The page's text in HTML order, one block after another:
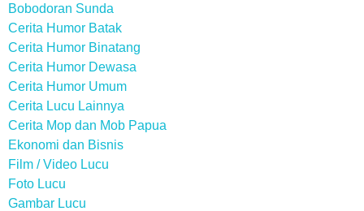
Bobodoran Sunda
Cerita Humor Batak
Cerita Humor Binatang
Cerita Humor Dewasa
Cerita Humor Umum
Cerita Lucu Lainnya
Cerita Mop dan Mob Papua
Ekonomi dan Bisnis
Film / Video Lucu
Foto Lucu
Gambar Lucu